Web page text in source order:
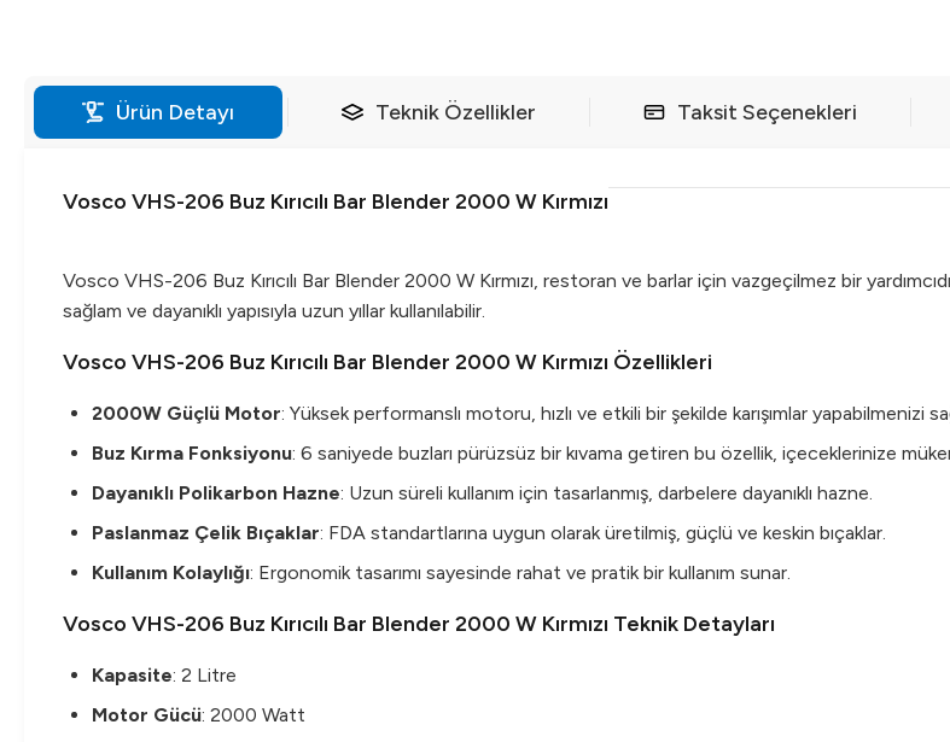
Ürün Detayı Teknik Özellikler Taksit Seçenekleri
Vosco VHS-206 Buz Kırıcılı Bar Blender 2000 W Kırmızı
Vosco VHS-206 Buz Kırıcılı Bar Blender 2000 W Kırmızı, restoran ve barlar için vazgeçilmez bir
sağlam ve dayanıklı yapısıyla uzun yıllar kullanılabilir.
Vosco VHS-206 Buz Kırıcılı Bar Blender 2000 W Kırmızı Özellikleri
2000W Güçlü Motor: Yüksek performanslı motoru, hızlı ve etkili bir şekilde karışımlar yapabilmenizi
Buz Kırma Fonksiyonu: 6 saniyede buzları pürüzsüz bir kıvama getiren bu özellik, içeceklerinize
Dayanıklı Polikarbon Hazne: Uzun süreli kullanım için tasarlanmış, darbelere dayanıklı hazne.
Paslanmaz Çelik Bıçaklar: FDA standartlarına uygun olarak üretilmiş, güçlü ve keskin bıçaklar.
Kullanım Kolaylığı: Ergonomik tasarımı sayesinde rahat ve pratik bir kullanım sunar.
Vosco VHS-206 Buz Kırıcılı Bar Blender 2000 W Kırmızı Teknik Detayları
Kapasite: 2 Litre
Motor Gücü: 2000 Watt